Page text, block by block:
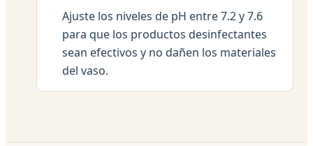
Ajuste los niveles de pH entre 7.2 y 7.6
para que los productos desinfectantes
sean efectivos y no dañen los materiales
del vaso.